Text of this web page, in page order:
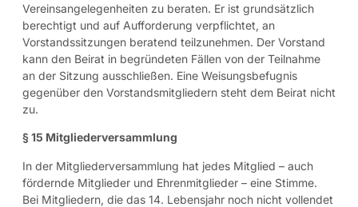
Vereinsangelegenheiten zu beraten. Er ist grundsätzlich
berechtigt und auf Aufforderung verpflichtet, an
Vorstandssitzungen beratend teilzunehmen. Der Vorstand
kann den Beirat in begründeten Fällen von der Teilnahme
an der Sitzung ausschließen. Eine Weisungsbefugnis
gegenüber den Vorstandsmitgliedern steht dem Beirat nicht
zu.
§ 15 Mitgliederversammlung
In der Mitgliederversammlung hat jedes Mitglied – auch
fördernde Mitglieder und Ehrenmitglieder – eine Stimme.
Bei Mitgliedern, die das 14. Lebensjahr noch nicht vollendet